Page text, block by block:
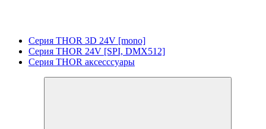
Серия THOR 3D 24V [mono]
Серия THOR 24V [SPI, DMX512]
Серия THOR аксесссуары